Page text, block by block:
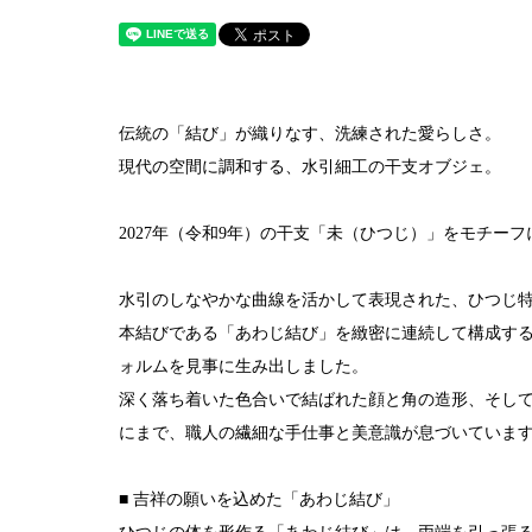
伝統の「結び」が織りなす、洗練された愛らしさ。
現代の空間に調和する、水引細工の干支オブジェ。
2027年（令和9年）の干支「未（ひつじ）」をモチー
水引のしなやかな曲線を活かして表現された、ひつじ
本結びである「あわじ結び」を緻密に連続して構成す
ォルムを見事に生み出しました。
深く落ち着いた色合いで結ばれた顔と角の造形、そし
にまで、職人の繊細な手仕事と美意識が息づいていま
■ 吉祥の願いを込めた「あわじ結び」